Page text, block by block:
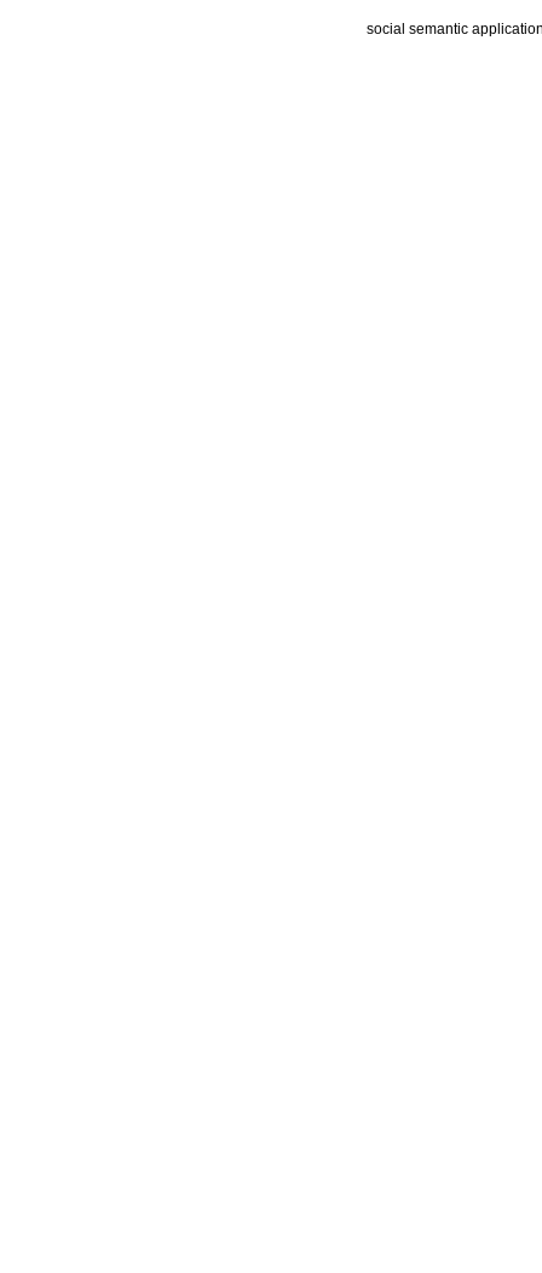
social semantic